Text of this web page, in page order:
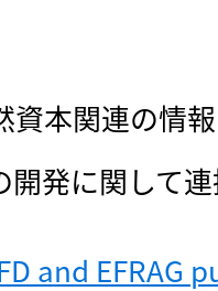
本関連の情
開発に関して
and EFRAG